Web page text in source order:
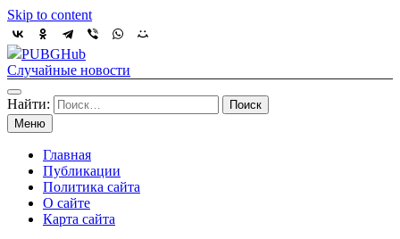
Skip to content
PUBGHub
Случайные новости
Найти:
Меню
Главная
Публикации
Политика сайта
О сайте
Карта сайта